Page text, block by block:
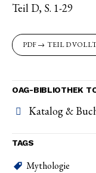
Teil D, S. 1-29
TEIL D
OAG-BIBLIOTHEK
Katalog &
TAGS
Mythologie